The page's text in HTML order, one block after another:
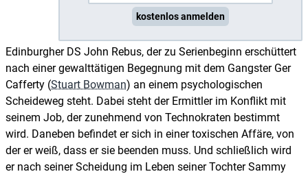
kostenlos anmelden
Edinburgher DS John Rebus, der zu Serienbeginn erschüttert
nach einer gewalttätigen Begegnung mit dem Gangster Ger
Cafferty (Stuart Bowman) an einem psychologischen
Scheideweg steht. Dabei steht der Ermittler im Konflikt mit
seinem Job, der zunehmend von Technokraten bestimmt
wird. Daneben befindet er sich in einer toxischen Affäre, von
der er weiß, dass er sie beenden muss. Und schließlich wird
er nach seiner Scheidung im Leben seiner Tochter Sammy